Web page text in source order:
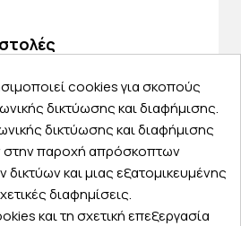
στην πόρτα σαςcookies για σκοπούς
δικτύωσης και διαφήμισης.
δικτύωσης και διαφήμισης
στην παροχή απρόσκοπτων
δικτύων και μιας εξατομικευμένης
διαφημίσεις.
και τη σχετική επεξεργασία